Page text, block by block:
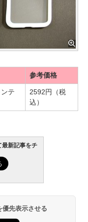
参考価格
テ
2592円（税
込）
最新記事をチ
先表示させる